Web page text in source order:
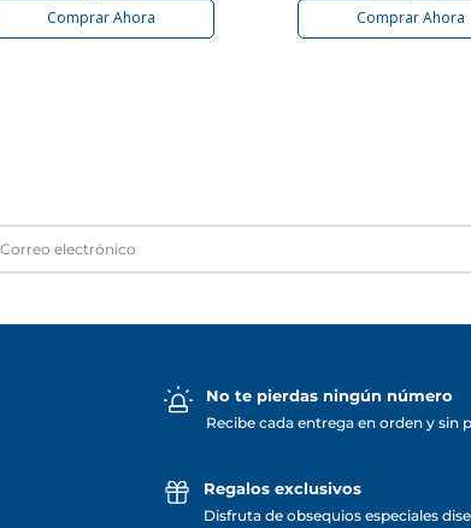
Comprar Ahora Comprar Ahora
No te pierdas ningún número
Recibe cada entrega en orden y
Regalos exclusivos
Disfruta de obsequios especiales